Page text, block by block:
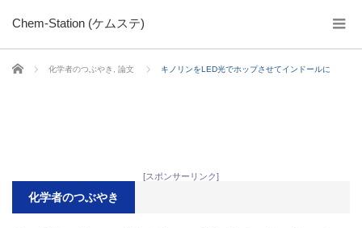
Chem-Station (ケムステ)
ホーム 化学者のつぶやき 論文 キノリンをLED光でホップさせてインドールに
[スポンサーリンク]
化学者のつぶやき